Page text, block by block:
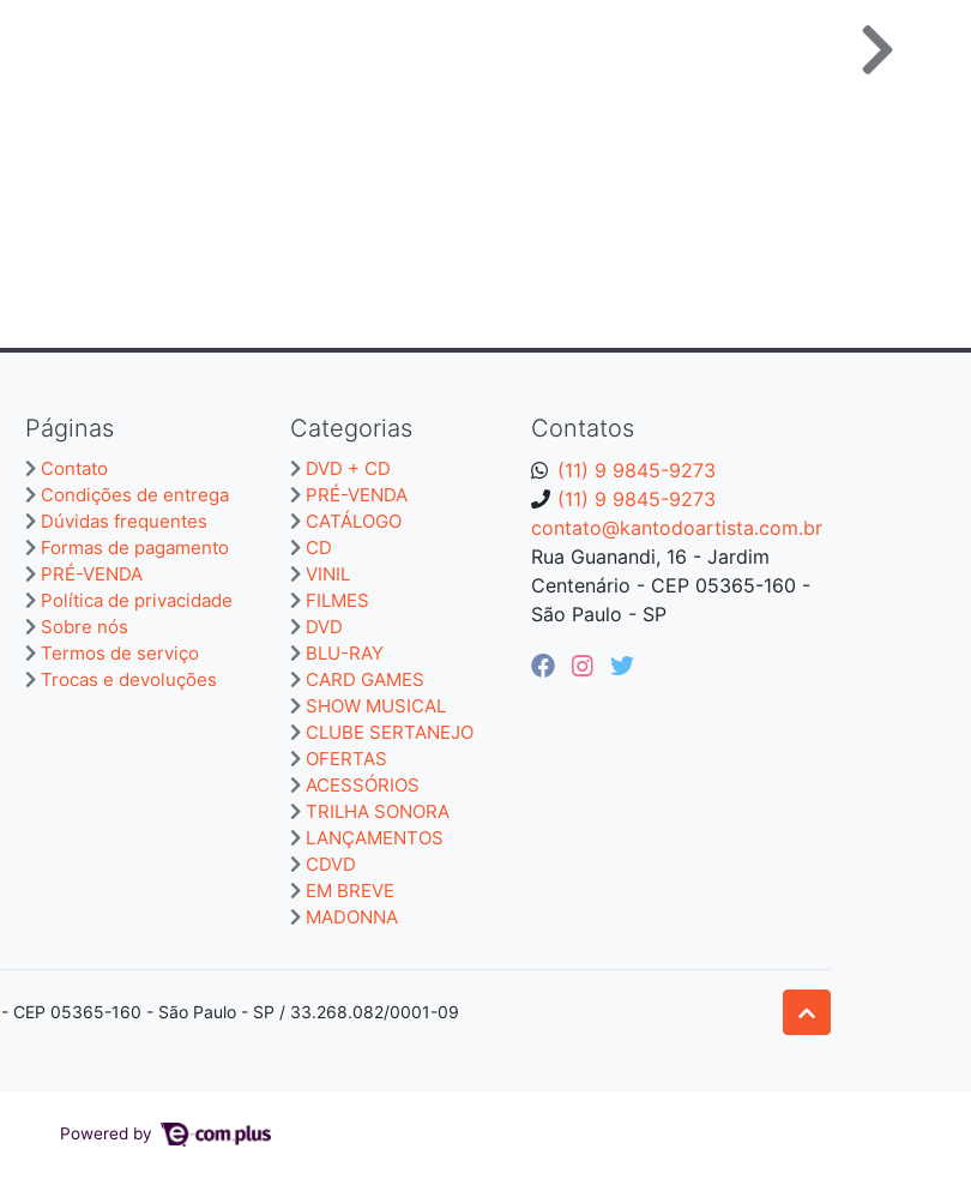
Contatos
(11) 9 9845-9273
(11) 9 9845-9273
contato@kantodoartista.com.br
Rua Guanandi, 16 - Jardim
Centenário - CEP 05365-160 -
São Paulo - SP
Páginas
Contato
Condições de entrega
Dúvidas frequentes
Formas de pagamento
PRÉ-VENDA
Política de privacidade
Sobre nós
Termos de serviço
Trocas e devoluções
Categorias
DVD + CD
PRÉ-VENDA
CATÁLOGO
CD
VINIL
FILMES
DVD
BLU-RAY
CARD GAMES
SHOW MUSICAL
CLUBE SERTANEJO
OFERTAS
ACESSÓRIOS
TRILHA SONORA
LANÇAMENTOS
CDVD
EM BREVE
MADONNA
CEP 05365-160 - São Paulo - SP / 33.268.082/0001-09
Powered by